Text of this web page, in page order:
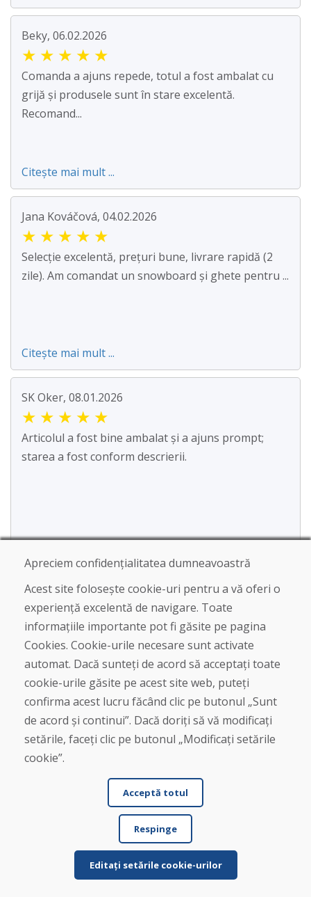
Beky, 06.02.2026
★ ★ ★ ★ ★
Comanda a ajuns repede, totul a fost ambalat cu
grijă și produsele sunt în stare excelentă.
Recomand...
Citește mai mult ...
Jana Kováčová, 04.02.2026
★ ★ ★ ★ ★
Selecție excelentă, prețuri bune, livrare rapidă (2
zile). Am comandat un snowboard și ghete pentru ...
Citește mai mult ...
SK Oker, 08.01.2026
★ ★ ★ ★ ★
Articolul a fost bine ambalat și a ajuns prompt;
starea a fost conform descrierii.
★★ ★★★
Am comandat o pereche de schiuri folosite și le-am
primit în termen de patru zile lucrătoare. Sch...
Citește mai mult ...
Scrie o recenzie
Apreciem confidențialitatea dumneavoastră
Acest site folosește cookie-uri pentru a vă oferi o
experiență excelentă de navigare. Toate
informațiile importante pot fi găsite pe pagina
Cookies. Cookie-urile necesare sunt activate
automat. Dacă sunteți de acord să acceptați toate
cookie-urile găsite pe acest site web, puteți
confirma acest lucru făcând clic pe butonul „Sunt
de acord și continui”. Dacă doriți să vă modificați
setările, faceți clic pe butonul „Modificați setările
cookie”.
Acceptă totul
Respinge
Editați setările cookie-urilor